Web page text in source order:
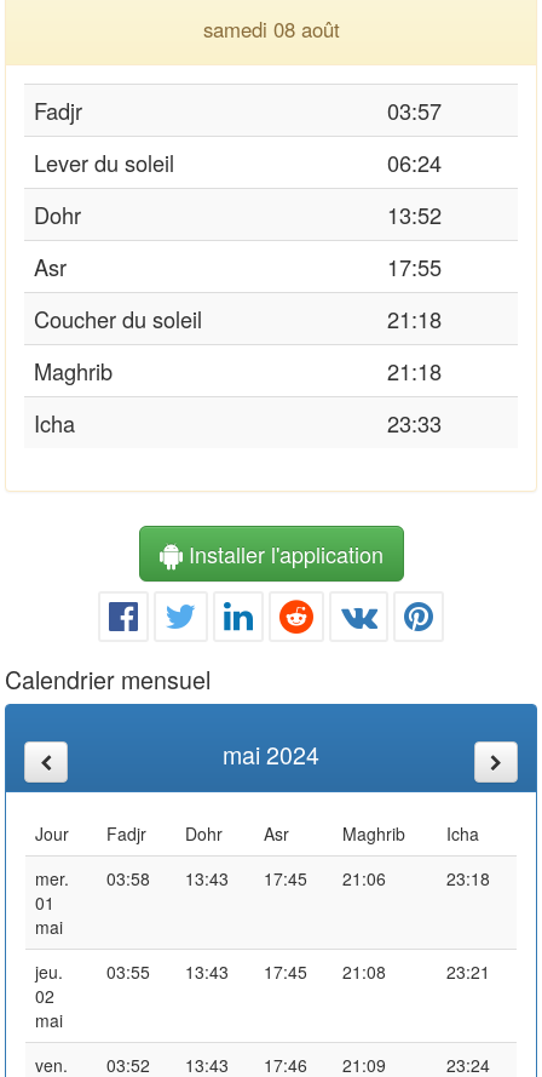
samedi 08 août
Fadjr
03:57
Lever du soleil
06:24
Dohr
13:52
Asr
17:55
Coucher du soleil
21:18
Maghrib
21:18
Icha
23:33
Installer l'application
Calendrier mensuel
mai 2024
Jour Fadjr Dohr Asr Maghrib
Icha
mer.
01
mai
03:58 13:43 17:45 21:06 23:18
jeu.
02
mai
03:55 13:43 17:45 21:08 23:21
ven.
03:52 13:43 17:46 21:09 23:24